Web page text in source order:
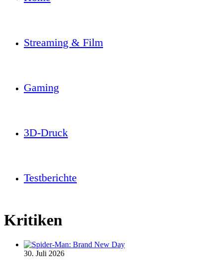
Streaming & Film
Gaming
3D-Druck
Testberichte
Kritiken
30. Juli 2026